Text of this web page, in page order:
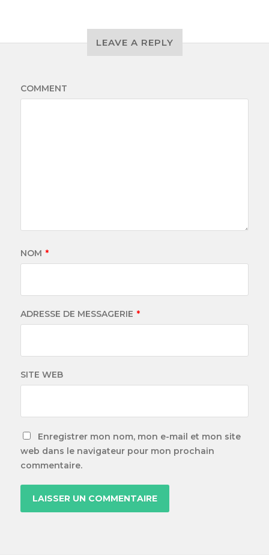
LEAVE A REPLY
COMMENT
NOM *
ADRESSE DE MESSAGERIE *
SITE WEB
Enregistrer mon nom, mon e-mail et mon site
web dans le navigateur pour mon prochain
commentaire.